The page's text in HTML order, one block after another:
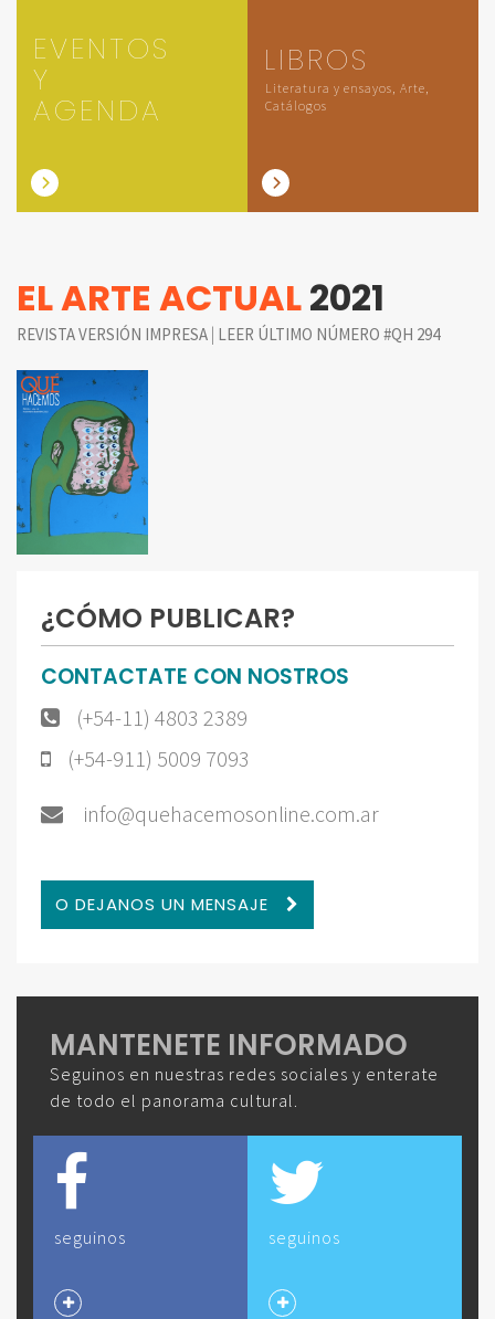
EVENTOS
Y
AGENDA
LIBROS
Literatura y ensayos, Arte,
Catálogos
EL ARTE ACTUAL2021
REVISTA VERSIÓN IMPRESA | LEER ÚLTIMO NÚMERO #QH 294
¿CÓMO PUBLICAR?
CONTACTATE CON NOSTROS
(+54-11) 4803 2389
(+54-911) 5009 7093
info@quehacemosonline.com.ar
O DEJANOS UN MENSAJE
MANTENETE INFORMADO
Seguinos en nuestras redes sociales y enterate
de todo el panorama cultural.
seguinos seguinos